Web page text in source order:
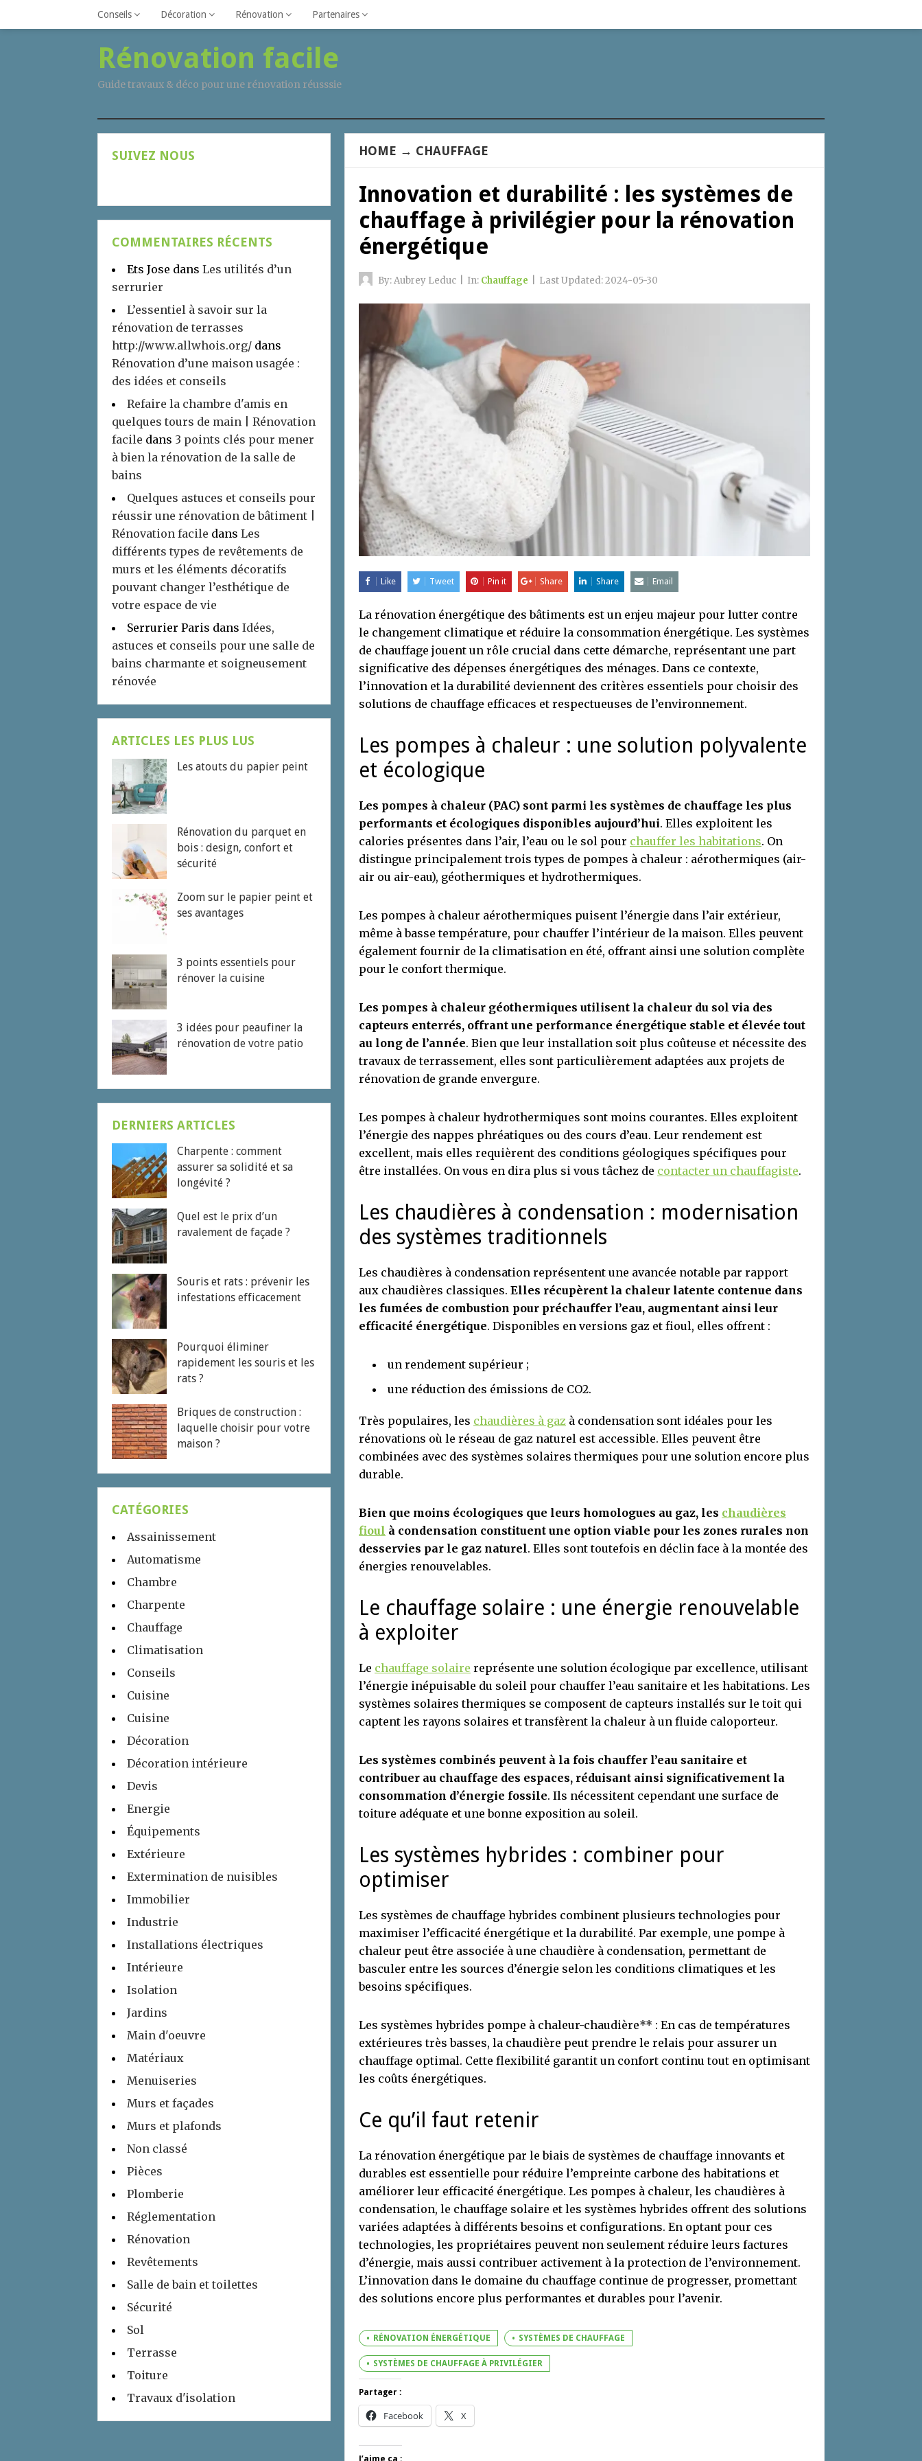
Conseils Décoration Rénovation Partenaires
Rénovation facile
Guide travaux & déco pour une rénovation réusssie
HOME → CHAUFFAGE
Innovation et durabilité : les systèmes de
chauffage à privilégier pour la rénovation
énergétique
By:Aubrey Leduc In: Chauffage Last Updated:2024-05-30
Like Tweet Pin it Share Share Email
La rénovation énergétique des bâtiments est un enjeu majeur pour lutter contre
le changement climatique et réduire la consommation énergétique. Les systèmes
de chauffage jouent un rôle crucial dans cette démarche, représentant une part
significative des dépenses énergétiques des ménages. Dans ce contexte,
l’innovation et la durabilité deviennent des critères essentiels pour choisir des
solutions de chauffage efficaces et respectueuses de l’environnement.
Les pompes à chaleur : une solution polyvalente
et écologique
Les pompes à chaleur (PAC) sont parmi les systèmes de chauffage les plus
performants et écologiques disponibles aujourd’hui. Elles exploitent les
calories présentes dans l’air, l’eau ou le sol pour chauffer les habitations. On
distingue principalement trois types de pompes à chaleur : aérothermiques (air-
air ou air-eau), géothermiques et hydrothermiques.
Les pompes à chaleur aérothermiques puisent l’énergie dans l’air extérieur,
même à basse température, pour chauffer l’intérieur de la maison. Elles peuvent
également fournir de la climatisation en été, offrant ainsi une solution complète
pour le confort thermique.
Les pompes à chaleur géothermiques utilisent la chaleur du sol via des
capteurs enterrés, offrant une performance énergétique stable et élevée tout
au long de l’année. Bien que leur installation soit plus coûteuse et nécessite des
travaux de terrassement, elles sont particulièrement adaptées aux projets de
rénovation de grande envergure.
Les pompes à chaleur hydrothermiques sont moins courantes. Elles exploitent
l’énergie des nappes phréatiques ou des cours d’eau. Leur rendement est
excellent, mais elles requièrent des conditions géologiques spécifiques pour
être installées. On vous en dira plus si vous tâchez de contacter un chauffagiste.
Les chaudières à condensation : modernisation
des systèmes traditionnels
Les chaudières à condensation représentent une avancée notable par rapport
aux chaudières classiques. Elles récupèrent la chaleur latente contenue dans
les fumées de combustion pour préchauffer l’eau, augmentant ainsi leur
efficacité énergétique. Disponibles en versions gaz et fioul, elles offrent :
un rendement supérieur ;
une réduction des émissions de CO2.
Très populaires, les chaudières à gaz à condensation sont idéales pour les
rénovations où le réseau de gaz naturel est accessible. Elles peuvent être
combinées avec des systèmes solaires thermiques pour une solution encore plus
durable.
Bien que moins écologiques que leurs homologues au gaz, les chaudières
fioul à condensation constituent une option viable pour les zones rurales non
desservies par le gaz naturel. Elles sont toutefois en déclin face à la montée des
énergies renouvelables.
Le chauffage solaire : une énergie renouvelable
à exploiter
Le chauffage solaire représente une solution écologique par excellence, utilisant
l’énergie inépuisable du soleil pour chauffer l’eau sanitaire et les habitations. Les
systèmes solaires thermiques se composent de capteurs installés sur le toit qui
captent les rayons solaires et transfèrent la chaleur à un fluide caloporteur.
Les systèmes combinés peuvent à la fois chauffer l’eau sanitaire et
contribuer au chauffage des espaces, réduisant ainsi significativement la
consommation d’énergie fossile. Ils nécessitent cependant une surface de
toiture adéquate et une bonne exposition au soleil.
Les systèmes hybrides : combiner pour
optimiser
Les systèmes de chauffage hybrides combinent plusieurs technologies pour
maximiser l’efficacité énergétique et la durabilité. Par exemple, une pompe à
chaleur peut être associée à une chaudière à condensation, permettant de
basculer entre les sources d’énergie selon les conditions climatiques et les
besoins spécifiques.
Les systèmes hybrides pompe à chaleur-chaudière** : En cas de températures
extérieures très basses, la chaudière peut prendre le relais pour assurer un
chauffage optimal. Cette flexibilité garantit un confort continu tout en optimisant
les coûts énergétiques.
Ce qu’il faut retenir
La rénovation énergétique par le biais de systèmes de chauffage innovants et
durables est essentielle pour réduire l’empreinte carbone des habitations et
améliorer leur efficacité énergétique. Les pompes à chaleur, les chaudières à
condensation, le chauffage solaire et les systèmes hybrides offrent des solutions
variées adaptées à différents besoins et configurations. En optant pour ces
technologies, les propriétaires peuvent non seulement réduire leurs factures
d’énergie, mais aussi contribuer activement à la protection de l’environnement.
L’innovation dans le domaine du chauffage continue de progresser, promettant
des solutions encore plus performantes et durables pour l’avenir.
RÉNOVATION ÉNERGÉTIQUE SYSTÈMES DE CHAUFFAGE
SYSTÈMES DE CHAUFFAGE À PRIVILÉGIER
Partager :
Facebook X
J’aime ça :
SUIVEZ NOUS
COMMENTAIRES RÉCENTS
Ets Jose dans Les utilités d’un
serrurier
L’essentiel à savoir sur la
rénovation de terrasses
http://www.allwhois.org/ dans
Rénovation d’une maison usagée :
des idées et conseils
Refaire la chambre d'amis en
quelques tours de main | Rénovation
facile dans 3 points clés pour mener
à bien la rénovation de la salle de
bains
Quelques astuces et conseils pour
réussir une rénovation de bâtiment |
Rénovation facile dans Les
différents types de revêtements de
murs et les éléments décoratifs
pouvant changer l’esthétique de
votre espace de vie
Serrurier Paris dans Idées,
astuces et conseils pour une salle de
bains charmante et soigneusement
rénovée
ARTICLES LES PLUS LUS
Les atouts du papier peint
Rénovation du parquet en
bois : design, confort et
sécurité
Zoom sur le papier peint et
ses avantages
3 points essentiels pour
rénover la cuisine
3 idées pour peaufiner la
rénovation de votre patio
DERNIERS ARTICLES
Charpente : comment
assurer sa solidité et sa
longévité ?
Quel est le prix d’un
ravalement de façade ?
Souris et rats : prévenir les
infestations efficacement
Pourquoi éliminer
rapidement les souris et les
rats ?
Briques de construction :
laquelle choisir pour votre
maison ?
CATÉGORIES
Assainissement
Automatisme
Chambre
Charpente
Chauffage
Climatisation
Conseils
Cuisine
Cuisine
Décoration
Décoration intérieure
Devis
Energie
Équipements
Extérieure
Extermination de nuisibles
Immobilier
Industrie
Installations électriques
Intérieure
Isolation
Jardins
Main d'oeuvre
Matériaux
Menuiseries
Murs et façades
Murs et plafonds
Non classé
Pièces
Plomberie
Réglementation
Rénovation
Revêtements
Salle de bain et toilettes
Sécurité
Sol
Terrasse
Toiture
Travaux d'isolation